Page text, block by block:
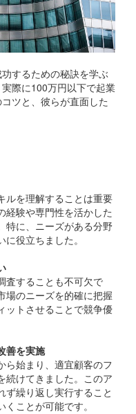
するための秘訣を学ぶ
際に100万円以下で起業
ツと、彼らが直面した
ルを理解することは重要
経験や専門性を活かした
特に、ニーズがある分野
役立ちました。
査することも不可欠で
場のニーズを的確に把握
ットさせることで競争優
善を実施
ら始まり、適宜顧客のフ
続けてきました。このア
ず繰り返し実行すること
ことが可能です。